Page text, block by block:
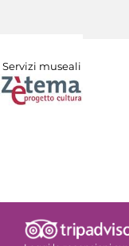
Servizi museali